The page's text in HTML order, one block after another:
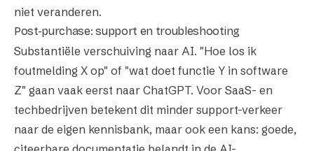
niet veranderen.
Post-purchase: support en troubleshooting
Substantiële verschuiving naar AI. "Hoe los ik
foutmelding X op" of "wat doet functie Y in software
Z" gaan vaak eerst naar ChatGPT. Voor SaaS- en
techbedrijven betekent dit minder support-verkeer
naar de eigen kennisbank, maar ook een kans: goede,